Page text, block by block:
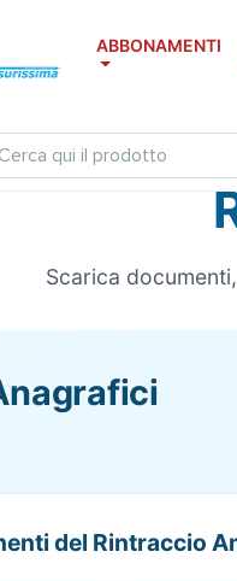
ABBONAMENTI
Scarica
del Rintraccio